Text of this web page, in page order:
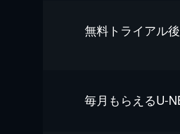
無料トライアル
毎⽉もらえるU-